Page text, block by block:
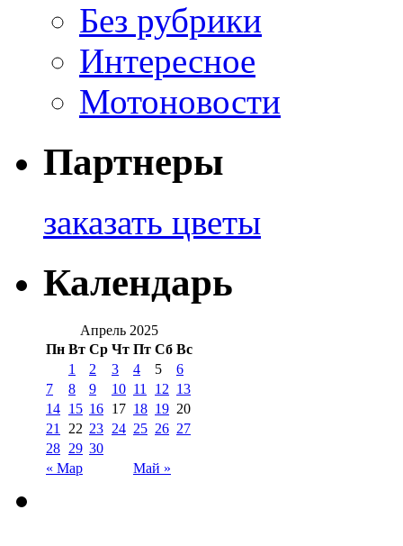
Без рубрики
Интересное
Мотоновости
Партнеры
заказать цветы
Календарь
Апрель 2025
Пн Вт Ср Чт Пт Сб Вс
« Мар Май »
1 2 3 4 5
6
7
8 9 10 11 12 13
14 15 16 17 18 19 20
21
22 23 24 25 26 27
28 29 30